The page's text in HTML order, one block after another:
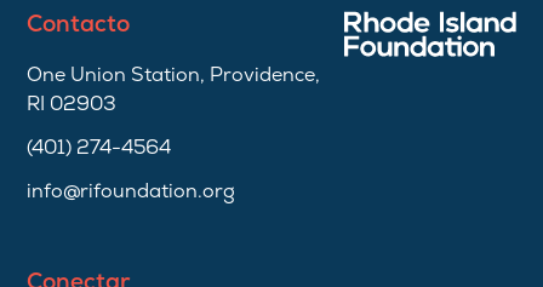
Contacto
One Union Station, Providence,
RI 02903
(401) 274-4564
info@rifoundation.org